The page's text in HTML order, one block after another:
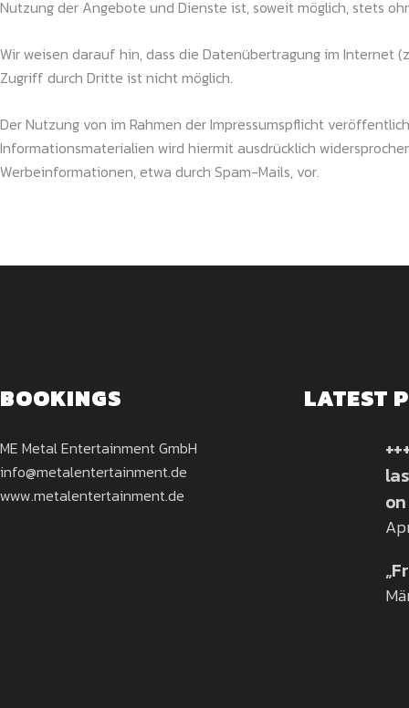
Nutzung der Angebote und Dienste ist, soweit möglich, stets
Wir weisen darauf hin, dass die Datenübertragung im Internet
Zugriff durch Dritte ist nicht möglich.
Der Nutzung von im Rahmen der Impressumspflicht
Informationsmaterialien wird hiermit ausdrücklich
Werbeinformationen, etwa durch Spam-Mails, vor.
BOOKINGS
ME Metal Entertainment GmbH
info@metalentertainment.de
www.metalentertainment.de
LATEST